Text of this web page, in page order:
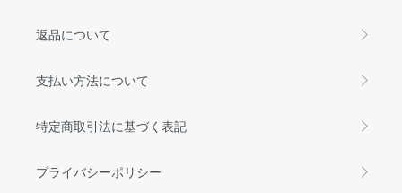
返品について
支払い方法について
特定商取引法に基づく表記
プライバシーポリシー